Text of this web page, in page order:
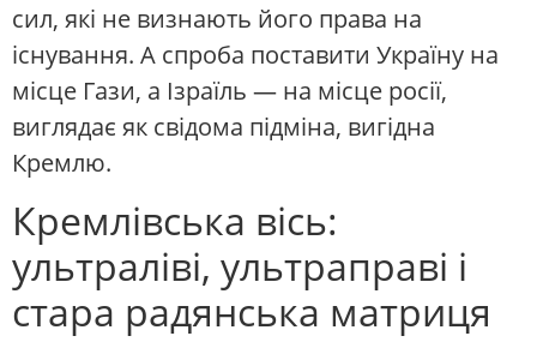
сил, які не визнають його права на
існування. А спроба поставити Україну на
місце Гази, а Ізраїль — на місце росії,
виглядає як свідома підміна, вигідна
Кремлю.
Кремлівська вісь:
ультраліві, ультраправі і
стара радянська матриця